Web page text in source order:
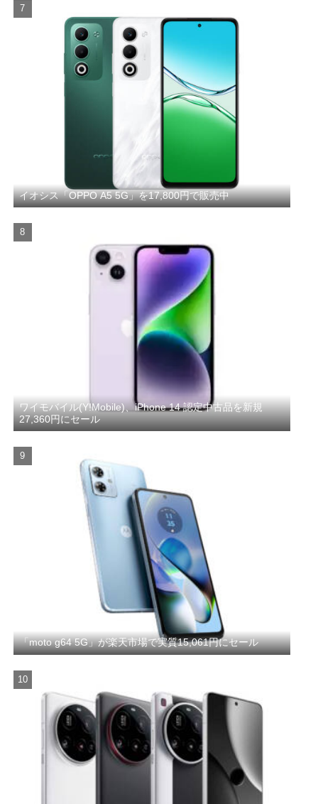
イオシス「OPPO A5 5G」を17,800円で販売中
ワイモバイル(Y!Mobile)、iPhone 14 認定中古品を新規
27,360円にセール
「moto g64 5G」が楽天市場で実質15,061円にセール